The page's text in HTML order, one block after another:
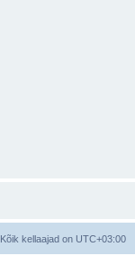
Kõik kellaajad on UTC+03:00